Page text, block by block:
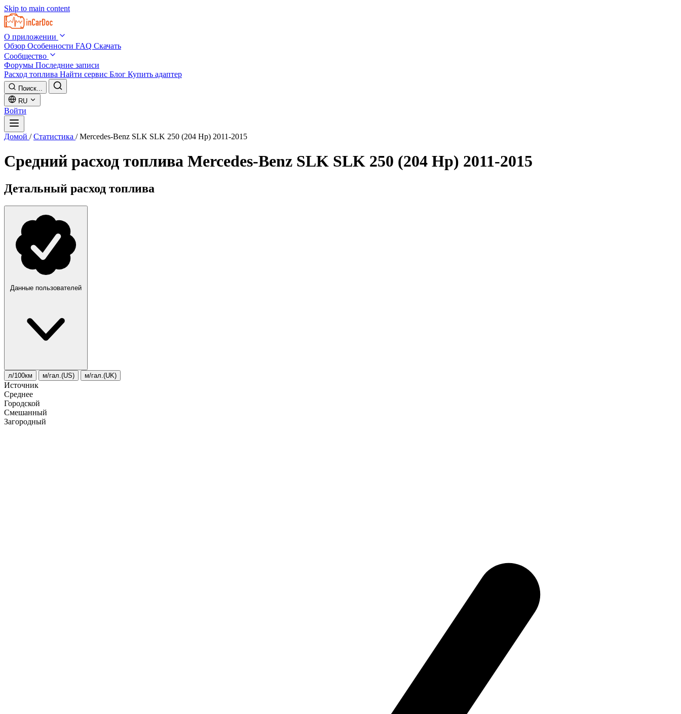
Skip to main content
О приложении
Обзор Особенности FAQ Скачать
Сообщество
Форумы Последние записи
Расход топлива Найти сервис Блог Купить адаптер
Поиск...
RU
Войти
Домой / Статистика / Mercedes-Benz SLK SLK 250 (204 Hp) 2011-2015
Средний расход топлива Mercedes-Benz SLK SLK 250 (204 Hp) 2011-2015
Детальный расход топлива
Данные пользователей
л/100км м/гал.(US) м/гал.(UK)
Источник
Среднее
Городской
Смешанный
Загородный